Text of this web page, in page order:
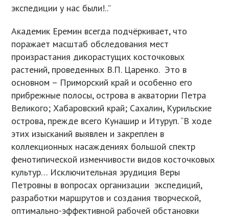
экспедиции у нас были!..”
Академик Еремин всегда подчёркивает, что
поражает масштаб обследования мест
произрастания дикорастущих косточковых
растений, проведенных В.П. Царенко. Это в
основном – Приморский край и особенно его
прибрежные полосы, острова в акватории Петра
Великого; Хабаровский край; Сахалин, Курильские
острова, прежде всего Кунашир и Итуруп. “В ходе
этих изысканий выявлен и закреплен в
коллекционных насаждениях большой спектр
фенотипической изменчивости видов косточковых
культур… Исключительная эрудиция Веры
Петровны в вопросах организации экспедиций,
разработки маршрутов и создания творческой,
оптимально-эффективной рабочей обстановки